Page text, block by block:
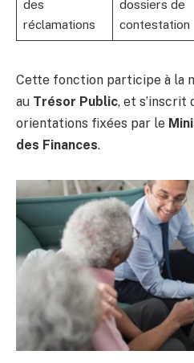
des
réclamations
dossiers de
contestation
Cette fonction participe à la
au Trésor Public, et s’inscrit
orientations fixées par le
des Finances.